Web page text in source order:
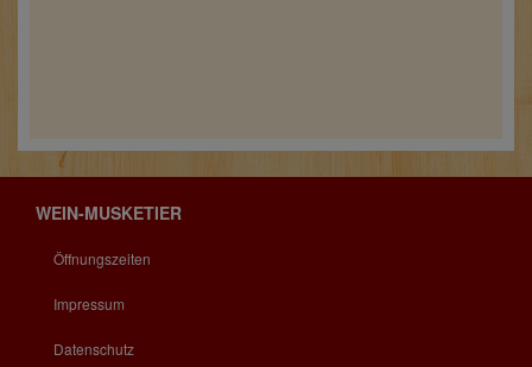
WEIN-MUSKETIER
Öffnungszeiten
Impressum
Datenschutz